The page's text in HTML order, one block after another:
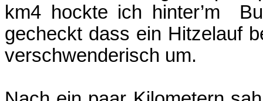
km4 hockte ich hinter’m
gecheckt dass ein Hitzelauf
verschwenderisch um.